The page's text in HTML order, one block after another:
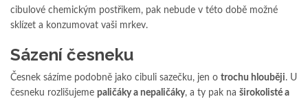
cibulové chemickým postřikem, pak nebude v této době možné
sklízet a konzumovat vaši mrkev.
Sázení česneku
Česnek sázíme podobně jako cibuli sazečku, jen o trochu hlouběji. U
česneku rozlišujeme paličáky a nepaličáky, a ty pak na širokolisté a